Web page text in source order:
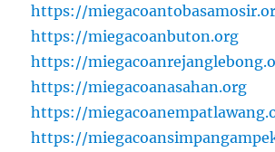
https://
https://miegacoanbuton.org
https://
https://miegacoanasahan.org
https://
https://